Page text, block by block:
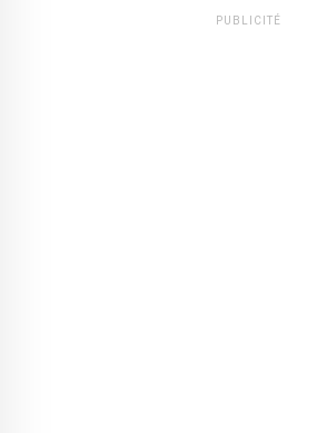
PUBLICITÉ